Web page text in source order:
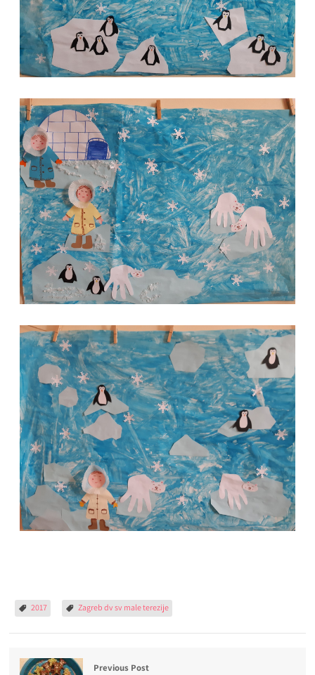
2017 Zagreb dv sv male terezije
Previous Post